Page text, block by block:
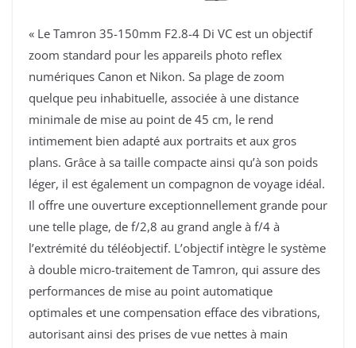
« Le Tamron 35-150mm F2.8-4 Di VC est un objectif
zoom standard pour les appareils photo reflex
numériques Canon et Nikon. Sa plage de zoom
quelque peu inhabituelle, associée à une distance
minimale de mise au point de 45 cm, le rend
intimement bien adapté aux portraits et aux gros
plans. Grâce à sa taille compacte ainsi qu’à son poids
léger, il est également un compagnon de voyage idéal.
Il offre une ouverture exceptionnellement grande pour
une telle plage, de f/2,8 au grand angle à f/4 à
l’extrémité du téléobjectif. L’objectif intègre le système
à double micro-traitement de Tamron, qui assure des
performances de mise au point automatique
optimales et une compensation efface des vibrations,
autorisant ainsi des prises de vue nettes à main